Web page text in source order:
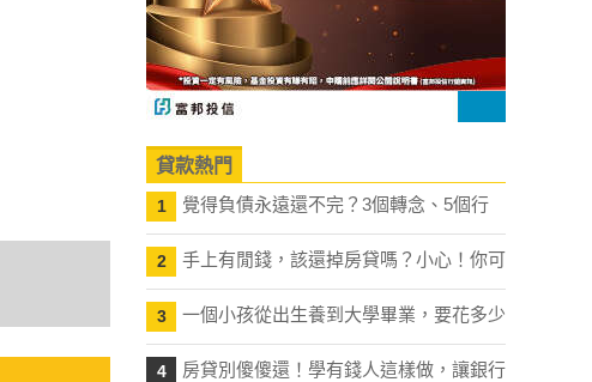
貸款熱門
1 覺得負債永遠還不完？3個轉念、5個行
2 手上有閒錢，該還掉房貸嗎？小心！你可
3 一個小孩從出生養到大學畢業，要花多少
4 房貸別傻傻還！學有錢人這樣做，讓銀行